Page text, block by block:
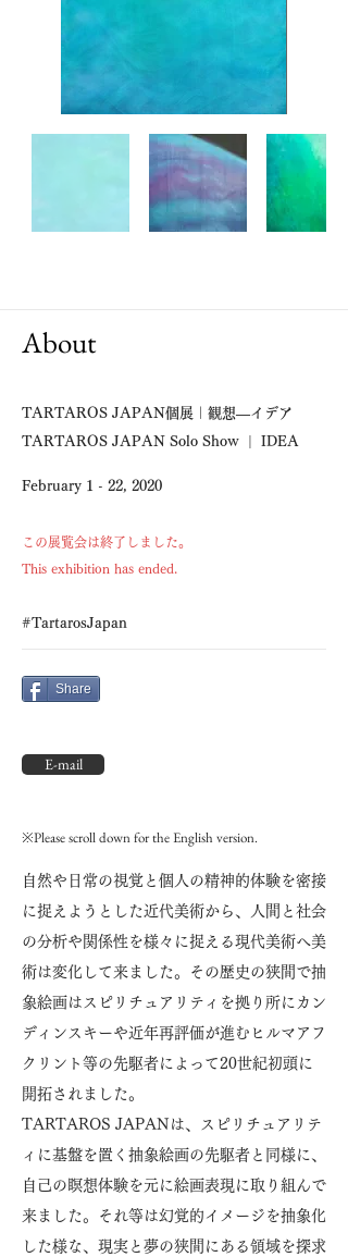
About
TARTAROS JAPAN個展｜観想―イデア
TARTAROS JAPAN Solo Show | IDEA
February 1 - 22, 2020
この展覧会は終了しました。
This exhibition has ended.
#TartarosJapan
Share
E-mail
※Please scroll down for the English version.
自然や日常の視覚と個人の精神的体験を密接
に捉えようとした近代美術から、人間と社会
の分析や関係性を様々に捉える現代美術へ美
術は変化して来ました。その歴史の狭間で抽
象絵画はスピリチュアリティを拠り所にカン
ディンスキーや近年再評価が進むヒルマアフ
クリント等の先駆者によって20世紀初頭に
開拓されました。
TARTAROS JAPANは、スピリチュアリテ
ィに基盤を置く抽象絵画の先駆者と同様に、
自己の瞑想体験を元に絵画表現に取り組んで
来ました。それ等は幻覚的イメージを抽象化
した様な、現実と夢の狭間にある領域を探求